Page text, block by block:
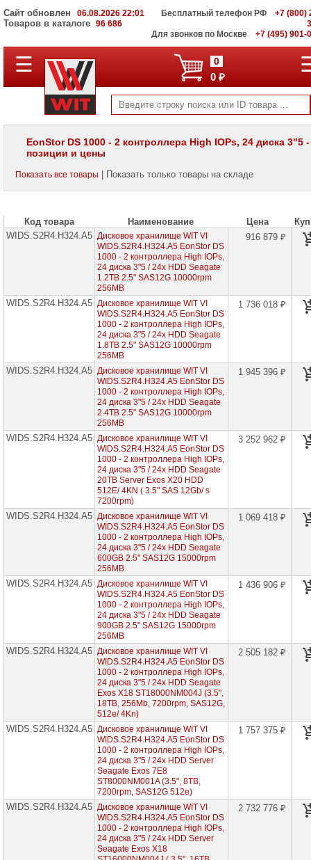
Сайт обновлен 06.08.2026 22:01
Товаров в каталоге 96 686
Бесплатный телефон РФ
+7 (800)
Для звонков по Москве
+7 (495) 901-
ПОЛНЫЙ
КАТАЛОГ
Корпоративные
серверы
WIT
Системы
данных
WIT
Infortrend
EonStor
1000
-
дисков
3"5
1
контроллер
EonStor
DS
IOPs,
24
1000
-
2"5
High
IOPs,
☰ 0
0 ₽
EonStor DS 1000 - 2 контроллера High IOPs, 24 диска 3"5 -
позиции и цены
Показать все товары | Показать только товары на складе
Код товара Наименование Цена
WIDS.S2R4.H324.A5 Дисковое хранилище WIT VI
WIDS.S2R4.H324.A5 EonStor DS
1000 - 2 контроллера High IOPs,
24 диска 3"5 / 24x HDD Seagate
1.2TB 2.5" SAS12G 10000rpm
256MB
916 879 ₽
WIDS.S2R4.H324.A5 Дисковое хранилище WIT VI
WIDS.S2R4.H324.A5 EonStor DS
1000 - 2 контроллера High IOPs,
24 диска 3"5 / 24x HDD Seagate
1.8TB 2.5" SAS12G 10000rpm
256MB
1 736 018 ₽
WIDS.S2R4.H324.A5 Дисковое хранилище WIT VI
WIDS.S2R4.H324.A5 EonStor DS
1000 - 2 контроллера High IOPs,
24 диска 3"5 / 24x HDD Seagate
2.4TB 2.5" SAS12G 10000rpm
256MB
1 945 396 ₽
WIDS.S2R4.H324.A5 Дисковое хранилище WIT VI
WIDS.S2R4.H324.A5 EonStor DS
1000 - 2 контроллера High IOPs,
24 диска 3"5 / 24x HDD Seagate
20TB Server Exos X20 HDD
512E/ 4KN ( 3.5" SAS 12Gb/ s
7200rpm)
3 252 962 ₽
WIDS.S2R4.H324.A5 Дисковое хранилище WIT VI
WIDS.S2R4.H324.A5 EonStor DS
1000 - 2 контроллера High IOPs,
24 диска 3"5 / 24x HDD Seagate
600GB 2.5" SAS12G 15000rpm
256MB
1 069 418 ₽
WIDS.S2R4.H324.A5 Дисковое хранилище WIT VI
WIDS.S2R4.H324.A5 EonStor DS
1000 - 2 контроллера High IOPs,
24 диска 3"5 / 24x HDD Seagate
900GB 2.5" SAS12G 15000rpm
256MB
1 436 906 ₽
WIDS.S2R4.H324.A5 Дисковое хранилище WIT VI
WIDS.S2R4.H324.A5 EonStor DS
1000 - 2 контроллера High IOPs,
24 диска 3"5 / 24x HDD Seagate
Exos X18 ST18000NM004J (3.5",
18TB, 256Mb, 7200rpm, SAS12G,
512e/ 4Kn)
2 505 182 ₽
WIDS.S2R4.H324.A5 Дисковое хранилище WIT VI
WIDS.S2R4.H324.A5 EonStor DS
1000 - 2 контроллера High IOPs,
24 диска 3"5 / 24x HDD Server
Seagate Exos 7E8
ST8000NM001A (3.5", 8TB,
7200rpm, SAS12G 512e)
1 757 375 ₽
WIDS.S2R4.H324.A5 Дисковое хранилище WIT VI
WIDS.S2R4.H324.A5 EonStor DS
1000 - 2 контроллера High IOPs,
24 диска 3"5 / 24x HDD Server
Seagate Exos X18
2 732 776 ₽